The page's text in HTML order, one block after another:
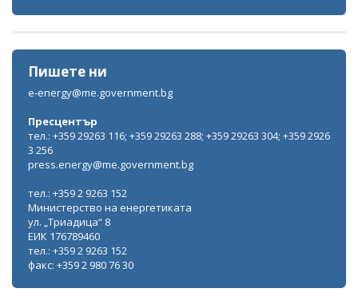
Пишете ни
e-energy@me.government.bg
Пресцентър
тел.: +359 29263 116; +359 29263 288; +359 29263 304; +359 2926
3 256
press.energy@me.government.bg
тел.: +359 2 9263 152
Министерство на енергетиката
ул. „Триадица“ 8
ЕИК 176789460
тел.: +359 2 9263 152
факс: +359 2 980 76 30